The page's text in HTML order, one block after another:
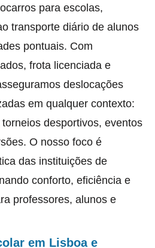
para escolas,
transporte diário de alunos
pontuais. Com
frota licenciada e
deslocações
em qualquer contexto:
desportivos, eventos
O nosso foco é
das instituições de
conforto, eficiência e
professores, alunos e
em Lisboa e